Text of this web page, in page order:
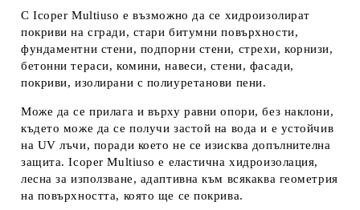
С Icoper Multiuso е възможно да се хидроизолират
покриви на сгради, стари битумни повърхности,
фундаментни стени, подпорни стени, стрехи, корнизи,
бетонни тераси, комини, навеси, стени, фасади,
покриви, изолирани с полиуретанови пени.
Може да се прилага и върху равни опори, без наклони,
където може да се получи застой на вода и е устойчив
на UV лъчи, поради което не се изисква допълнителна
защита. Icoper Multiuso е еластична хидроизолация,
лесна за използване, адаптивна към всякаква геометрия
на повърхността, която ще се покрива.